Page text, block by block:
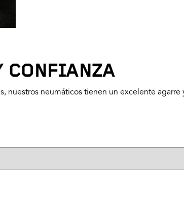
CONFIANZA
nuestros neumáticos tienen un excelente